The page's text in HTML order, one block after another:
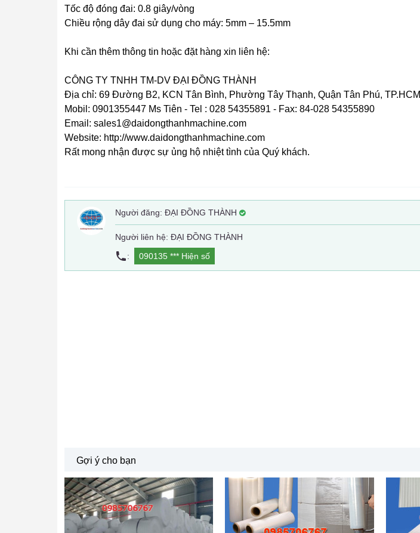
Tốc độ đóng đai: 0.8 giây/vòng
Chiều rộng dây đai sử dụng cho máy: 5mm – 15.5mm
Khi cần thêm thông tin hoặc đặt hàng xin liên hệ:
CÔNG TY TNHH TM-DV ĐẠI ĐỒNG THÀNH
Địa chỉ: 69 Đường B2, KCN Tân Bình, Phường Tây Thạnh, Quận Tân Phú, TP.HCM
Mobil: 0901355447 Ms Tiên - Tel : 028 54355891 - Fax: 84-028 54355890
Email: sales1@daidongthanhmachine.com
Website: http://www.daidongthanhmachine.com
Rất mong nhận được sự ủng hộ nhiệt tình của Quý khách.
Người đăng: ĐẠI ĐỒNG THÀNH
Người liên hệ: ĐẠI ĐỒNG THÀNH
:
090135 *** Hiện số
Gợi ý cho bạn